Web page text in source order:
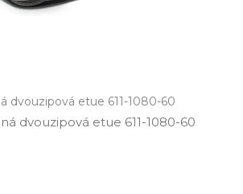
dvouzipová etue 611-1080-60
dvouzipová etue 611­-1080­-60